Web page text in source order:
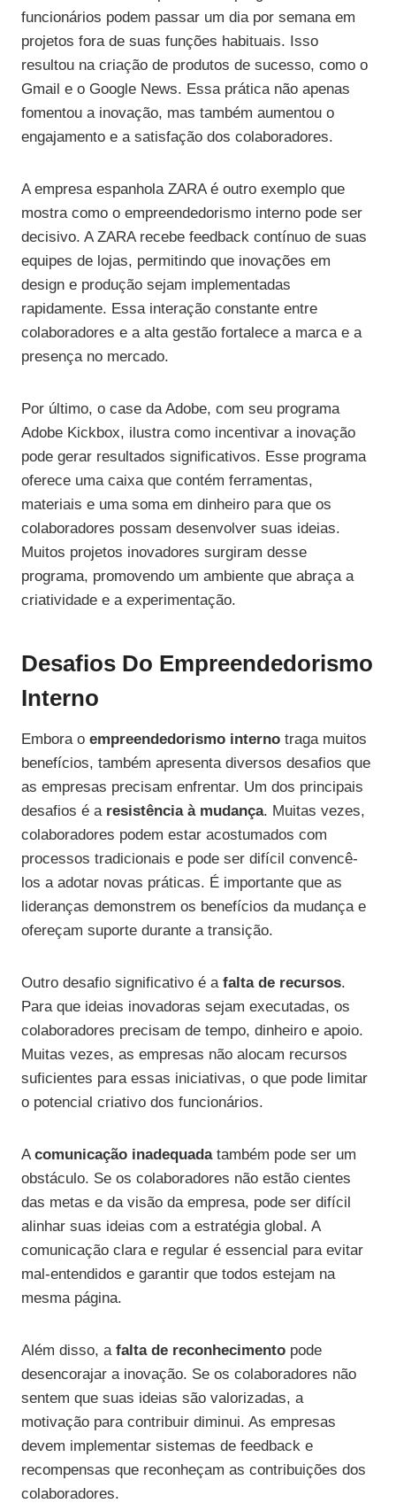
funcionários podem passar um dia por semana em
projetos fora de suas funções habituais. Isso
resultou na criação de produtos de sucesso, como o
Gmail e o Google News. Essa prática não apenas
fomentou a inovação, mas também aumentou o
engajamento e a satisfação dos colaboradores.
A empresa espanhola ZARA é outro exemplo que
mostra como o empreendedorismo interno pode ser
decisivo. A ZARA recebe feedback contínuo de suas
equipes de lojas, permitindo que inovações em
design e produção sejam implementadas
rapidamente. Essa interação constante entre
colaboradores e a alta gestão fortalece a marca e a
presença no mercado.
Por último, o case da Adobe, com seu programa
Adobe Kickbox, ilustra como incentivar a inovação
pode gerar resultados significativos. Esse programa
oferece uma caixa que contém ferramentas,
materiais e uma soma em dinheiro para que os
colaboradores possam desenvolver suas ideias.
Muitos projetos inovadores surgiram desse
programa, promovendo um ambiente que abraça a
criatividade e a experimentação.
Desafios Do Empreendedorismo
Interno
Embora o empreendedorismo interno traga muitos
benefícios, também apresenta diversos desafios que
as empresas precisam enfrentar. Um dos principais
desafios é a resistência à mudança. Muitas vezes,
colaboradores podem estar acostumados com
processos tradicionais e pode ser difícil convencê-
los a adotar novas práticas. É importante que as
lideranças demonstrem os benefícios da mudança e
ofereçam suporte durante a transição.
Outro desafio significativo é a falta de recursos.
Para que ideias inovadoras sejam executadas, os
colaboradores precisam de tempo, dinheiro e apoio.
Muitas vezes, as empresas não alocam recursos
suficientes para essas iniciativas, o que pode limitar
o potencial criativo dos funcionários.
Acomunicação inadequadatambém pode ser um
obstáculo. Se os colaboradores não estão cientes
das metas e da visão da empresa, pode ser difícil
alinhar suas ideias com a estratégia global. A
comunicação clara e regular é essencial para evitar
mal-entendidos e garantir que todos estejam na
mesma página.
Além disso, a falta de reconhecimento pode
desencorajar a inovação. Se os colaboradores não
sentem que suas ideias são valorizadas, a
motivação para contribuir diminui. As empresas
devem implementar sistemas de feedback e
recompensas que reconheçam as contribuições dos
colaboradores.